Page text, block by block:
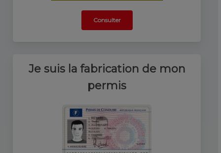
Consulter
Je suis la fabrication de mon
permis